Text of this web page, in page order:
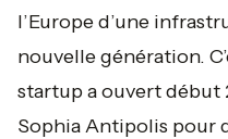
l’Europe d’une
nouvelle génération.
startup a ouvert début
Sophia Antipolis pour